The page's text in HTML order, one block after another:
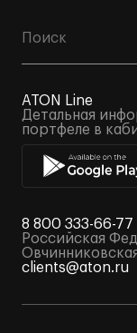
ATON Line
Детальная
портфеле в
8 800 333-66-77
Российская
clients@aton.ru